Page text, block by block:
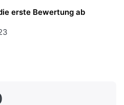
erste Bewertung ab